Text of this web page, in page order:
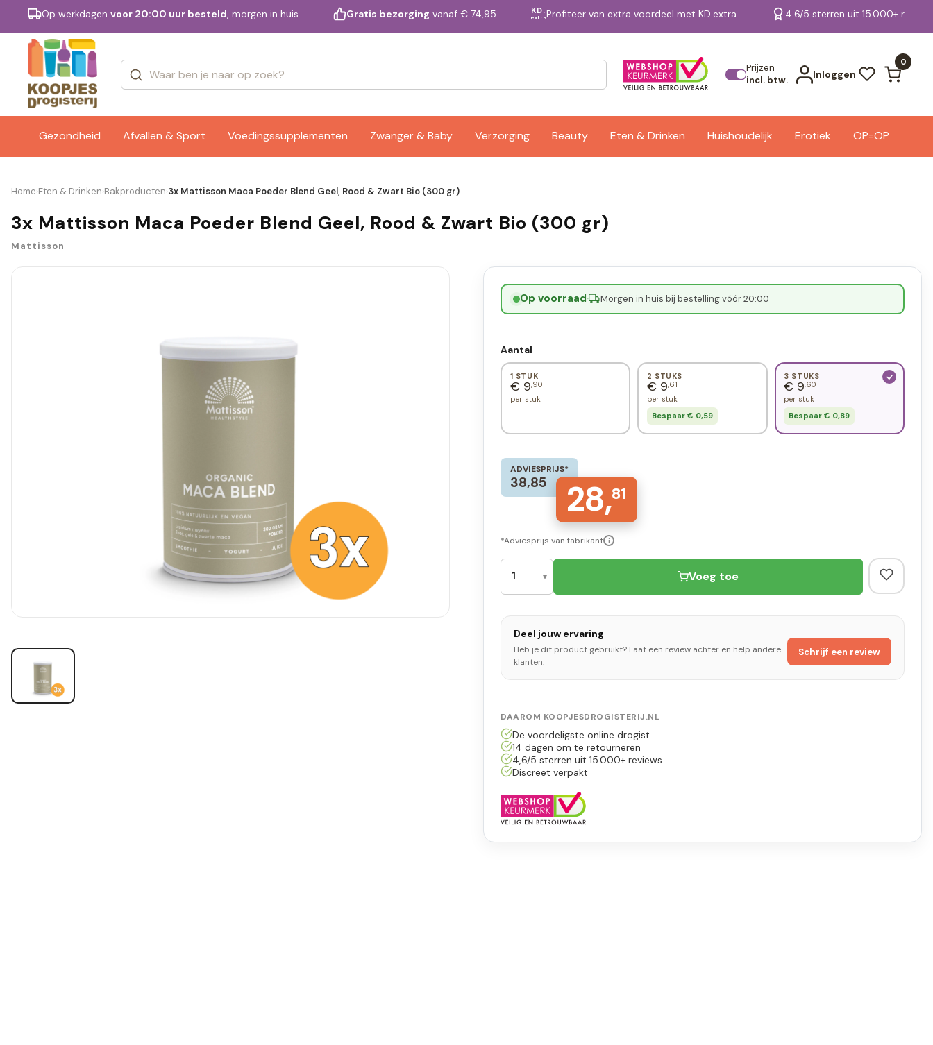
Op werkdagen voor 20:00 uur besteld, morgen in huis Gratis bezorging vanaf € 74,95 KD.
extraProfiteer van extra voordeel met KD.extra 4.6/5 sterren uit 15.000+
Prijzen
incl. btw.
Inloggen
0
Gezondheid Afvallen & Sport Voedingssupplementen Zwanger & Baby Verzorging Beauty Eten & Drinken Huishoudelijk Erotiek OP=OP
Merken Bekijk alle resultaten
Home›Eten & Drinken›Bakproducten›3x Mattisson Maca Poeder Blend Geel, Rood & Zwart Bio (300 gr)
3x Mattisson Maca Poeder Blend Geel, Rood & Zwart Bio (300 gr)
Mattisson
Op voorraad· Morgen in huis bij bestelling vóór 20:00
Aantal
1 STUK
€ 9,90
per stuk
2 STUKS
€ 9,61
per stuk
Bespaar € 0,59
3 STUKS
€ 9,60
per stuk
Bespaar € 0,89
ADVIESPRIJS*
38,85 28,81
*Adviesprijs van fabrikant i
Voeg toe
Deel jouw ervaring
Heb je dit product gebruikt? Laat een review achter en help andere
klanten.
Schrijf een review
DAAROM KOOPJESDROGISTERIJ.NL
De voordeligste online drogist
14 dagen om te retourneren
4,6/5 sterren uit 15.000+ reviews
Discreet verpakt